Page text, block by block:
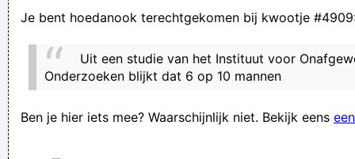
Jao jao, mer jeh!
Veertigers laten vaccin vaker schieten, veertigers laten vaker
Toen Grienda alwéér "daar gaan we weer" zei, dacht ik "daar
Je bent hoedanook terechtgekomen bij kwootje
Uit een studie van het Instituut voor
Onderzoeken blijkt dat 6 op 10 mannen
Ben je hier iets mee? Waarschijnlijk niet. Bekijk eens